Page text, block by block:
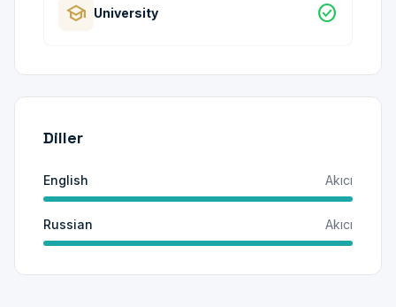
school University check_circle
Diller
English Akıcı
Russian Akıcı